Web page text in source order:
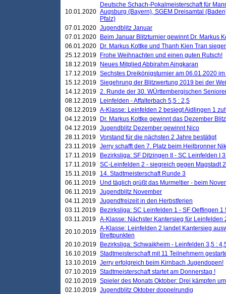
10.01.2020
Deutsche Schach-Pokalmeisterschaft für
Augsburg (Bayern), SGEM Dreisamtal
Pfalz)
07.01.2020 Jugendblitz Januar
07.01.2020
Beim Januar Blitzturnier gewinnt Dr. Markus
06.01.2020
Dr. Markus Kottke und Thanh Kien Tran
25.12.2019
Frohe Weihnachten und einen guten Rutsch!
18.12.2019
Neues Mitglied Abbirahm Aingkaran
17.12.2019 Sechstes Dreikönigsturnier am 06.01.2020
15.12.2019 Siegehrung der Blitzwertung 2019 bei der
14.12.2019 2. Runde der 30. WÜrttembergischen
08.12.2019
Leinfelden - Affalterbach 5,5 : 2,5
08.12.2019 A-Klasse: Leinfelden 2 besiegt Aidlingen 1
04.12.2019
Dr. Markus Kottke gewinnt das Dezember
04.12.2019 Jugendblitz Dezember gewinnt Nico
28.11.2019 Vorstand für die nächsten 2 Jahre bestätigt
23.11.2019 Jerry schafft den 7. Platz beim Heilbronner
17.11.2019
Bezirksliga: SF Ditzingen II - SC Leinfelden I
17.11.2019 SC-Leinfelden 2 - siegreich gegen Magstadt 2
15.11.2019
14. Stadtmeisterschaft Runde 3
06.11.2019
Und täglich grüßt das Murmeltier - beim
06.11.2019 Jugendblitz November
04.11.2019 Jugendfreizeit in den Herbstferien
03.11.2019
Bezirksliga: SC Leinfelden 1 - SF Oeffingen 1
03.11.2019 A-Klasse: Nächster Kantersieg für Leinfelden
20.10.2019 A-Klasse: Leinfelden 2 landet Kantersieg
Brettpunkten
20.10.2019
Bezirksliga: Schwaikheim - Leinfelden 3,5 :
16.10.2019 Stadtmeisterschaft mit 11 Teilnehmern
13.10.2019 Jerry erfolgreich beim Kirnbach Jugendopen!
07.10.2019 Stadtmeisterschaft startet am Donnerstag !
02.10.2019 Spieler des Monats Oktober: Drei kämpfen
02.10.2019 Jugendblitz Oktober doppelrundig